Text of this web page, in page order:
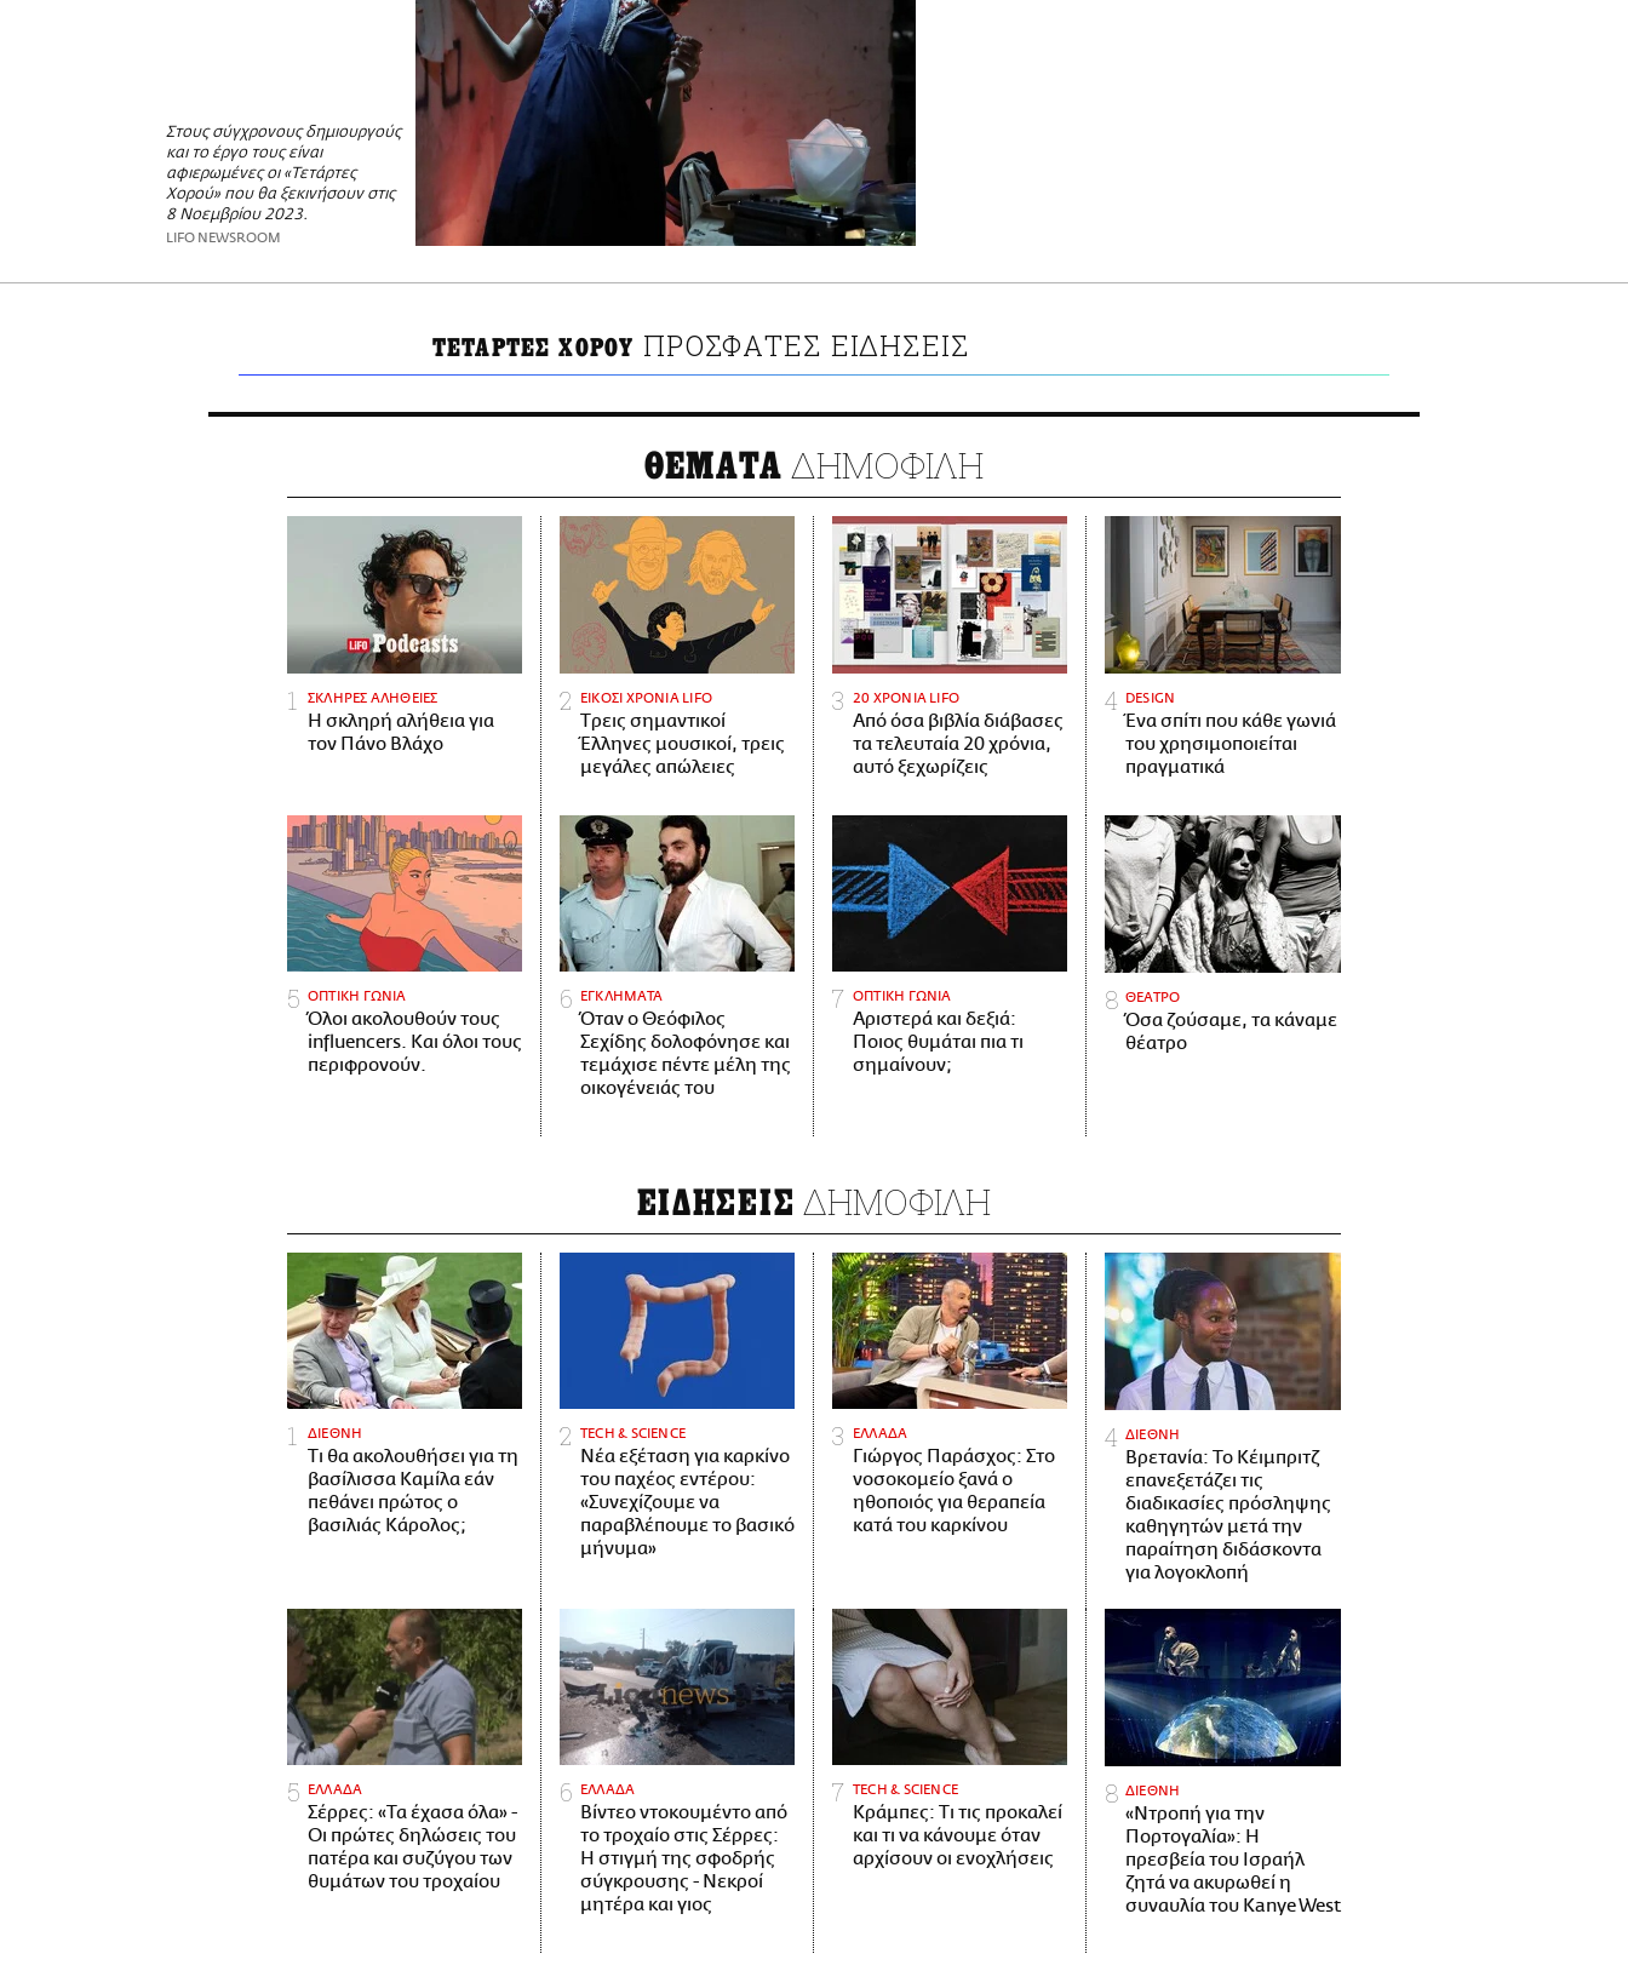
Στους σύγχρονους δημιουργούς
και το έργο τους είναι
αφιερωμένες οι «Τετάρτες
Χορού» που θα ξεκινήσουν στις
8 Νοεμβρίου 2023.
LIFO NEWSROOM
ΤΕΤΑΡΤΕΣ ΧΟΡΟΥ ΠΡΟΣΦΑΤΕΣ ΕΙΔΗΣΕΙΣ
ΘΕΜΑΤΑ ΔΗΜΟΦΙΛΗ
ΣΚΛΗΡΕΣ ΑΛΗΘΕΙΕΣ
H σκληρή αλήθεια για
τον Πάνο Βλάχο
ΕΙΚΟΣΙ ΧΡΟΝΙΑ LIFO
Tρεις σημαντικοί
Έλληνες μουσικοί, τρεις
μεγάλες απώλειες
20 ΧΡΟΝΙΑ LIFO
Από όσα βιβλία διάβασες
τα τελευταία 20 χρόνια,
αυτό ξεχωρίζεις
DESIGN
Ένα σπίτι που κάθε γωνιά
του χρησιμοποιείται
πραγματικά
ΟΠΤΙΚΗ ΓΩΝΙΑ
Όλοι ακολουθούν τους
influencers. Και όλοι τους
περιφρονούν.
ΕΓΚΛΗΜΑΤΑ
Όταν ο Θεόφιλος
Σεχίδης δολοφόνησε και
τεμάχισε πέντε μέλη της
οικογένειάς του
ΟΠΤΙΚΗ ΓΩΝΙΑ
Αριστερά και δεξιά:
Ποιος θυμάται πια τι
σημαίνουν;
ΘΕΑΤΡΟ
Όσα ζούσαμε, τα κάναμε
θέατρο
ΕΙΔΗΣΕΙΣ ΔΗΜΟΦΙΛΗ
ΔΙΕΘΝΗ
Τι θα ακολουθήσει για τη
βασίλισσα Καμίλα εάν
πεθάνει πρώτος ο
βασιλιάς Κάρολος;
ΤECH & SCIENCE
Νέα εξέταση για καρκίνο
του παχέος εντέρου:
«Συνεχίζουμε να
παραβλέπουμε το βασικό
μήνυμα»
ΕΛΛΑΔΑ
Γιώργος Παράσχος: Στο
νοσοκομείο ξανά ο
ηθοποιός για θεραπεία
κατά του καρκίνου
ΔΙΕΘΝΗ
Βρετανία: Το Κέιμπριτζ
επανεξετάζει τις
διαδικασίες πρόσληψης
καθηγητών μετά την
παραίτηση διδάσκοντα
για λογοκλοπή
ΕΛΛΑΔΑ
Σέρρες: «Τα έχασα όλα» -
Οι πρώτες δηλώσεις του
πατέρα και συζύγου των
θυμάτων του τροχαίου
ΕΛΛΑΔΑ
Βίντεο ντοκουμέντο από
το τροχαίο στις Σέρρες:
Η στιγμή της σφοδρής
σύγκρουσης - Νεκροί
μητέρα και γιος
ΤECH & SCIENCE
Κράμπες: Τι τις προκαλεί
και τι να κάνουμε όταν
αρχίσουν οι ενοχλήσεις
ΔΙΕΘΝΗ
«Ντροπή για την
Πορτογαλία»: Η
πρεσβεία του Ισραήλ
ζητά να ακυρωθεί η
συναυλία του Kanye West